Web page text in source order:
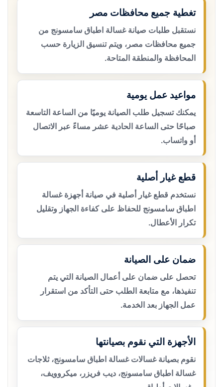
تغطية جميع محافظات مصر
نستقبل طلبات صيانة غسالة اطباق سامسونج من
جميع محافظات مصر، ويتم تنسيق الزيارة حسب
المحافظة والمنطقة المتاحة.
مواعيد عمل يومية
يمكنك تسجيل طلب الصيانة يوميًا من الساعة التاسعة
صباحًا حتى الساعة الحادية عشر مساءً عبر الاتصال
أو واتساب.
قطع غيار أصلية
نستخدم قطع غيار أصلية في صيانة أجهزة غسالة
اطباق سامسونج للحفاظ على كفاءة الجهاز وتقليل
تكرار الأعطال.
ضمان على الصيانة
تحصل على ضمان على أعمال الصيانة التي يتم
تنفيذها، مع متابعة الطلب حتى التأكد من استقرار
عمل الجهاز بعد الخدمة.
الأجهزة التي نقوم بصيانتها
نقوم بصيانة غسالات غسالة اطباق سامسونج، ثلاجات
غسالة اطباق سامسونج، ديب فريزر، ميكروويف،